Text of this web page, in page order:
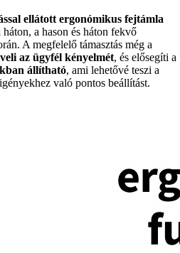
ellátott ergonómikus fejtámla
a hason és háton fekvő
A megfelelő támasztás még a
az ügyfél kényelmét, és elősegíti a
állítható, ami lehetővé teszi a
való pontos beállítást.